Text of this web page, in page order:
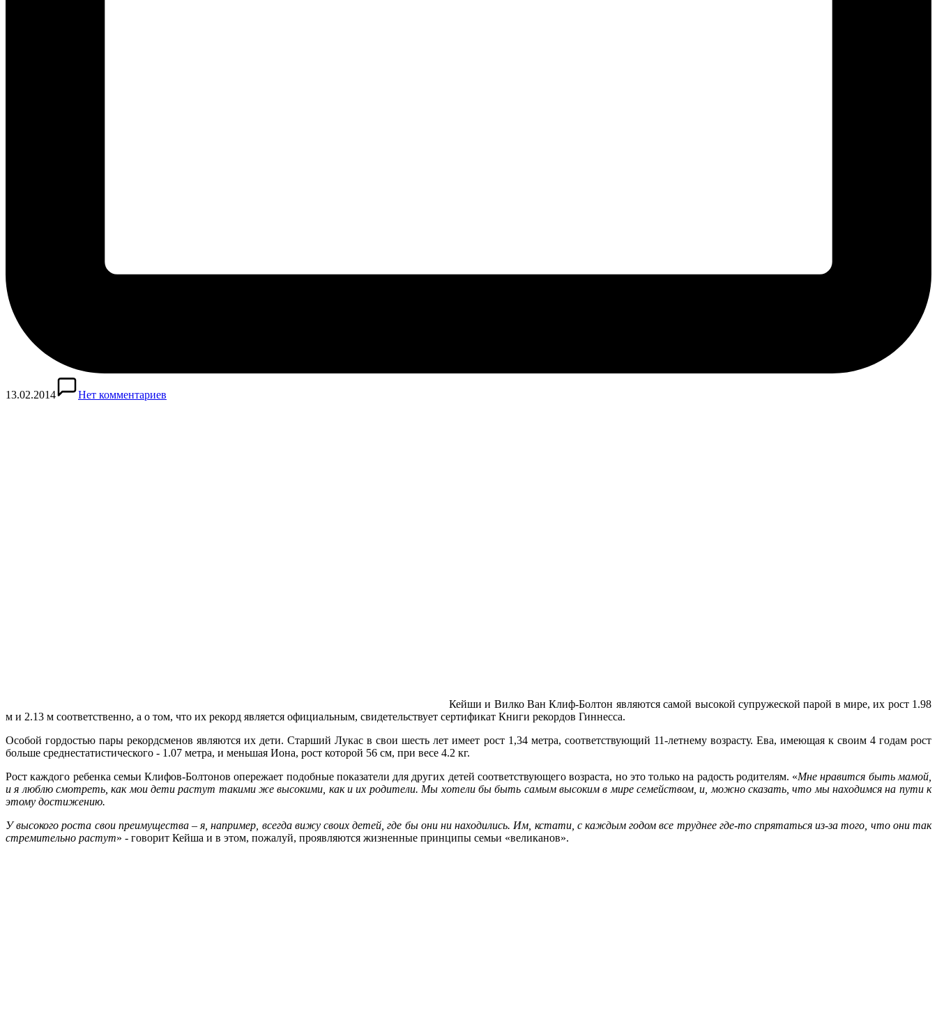
13.02.2014 Нет комментариев
Кейши и Вилко Ван Клиф-Болтон являются самой высокой супружеской парой в мире, их рост 1.98
м и 2.13 м соответственно, а о том, что их рекорд является официальным, свидетельствует сертификат Книги рекордов Гиннесса.
Особой гордостью пары рекордсменов являются их дети. Старший Лукас в свои шесть лет имеет рост 1,34 метра, соответствующий 11-летнему возрасту. Ева, имеющая к своим 4 годам рост
больше среднестатистического - 1.07 метра, и меньшая Иона, рост которой 56 см, при весе 4.2 кг.
Рост каждого ребенка семьи Клифов-Болтонов опережает подобные показатели для других детей соответствующего возраста, но это только на радость родителям. «Мне нравится быть мамой,
и я люблю смотреть, как мои дети растут такими же высокими, как и их родители. Мы хотели бы быть самым высоким в мире семейством, и, можно сказать, что мы находимся на пути к
этому достижению.
У высокого роста свои преимущества – я, например, всегда вижу своих детей, где бы они ни находились. Им, кстати, с каждым годом все труднее где-то спрятаться из-за того, что они так
стремительно растут» - говорит Кейша и в этом, пожалуй, проявляются жизненные принципы семьи «великанов».